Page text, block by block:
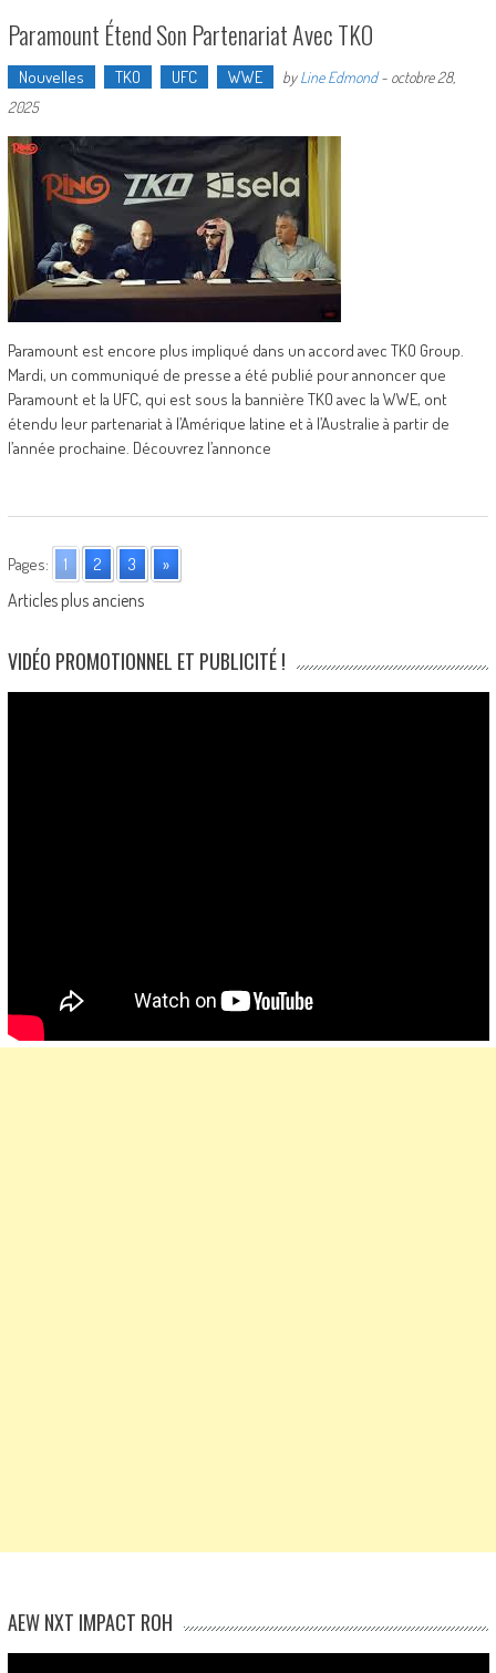
Paramount Étend Son Partenariat Avec TKO
Nouvelles TKO UFC WWE byLine Edmond- octobre 28,
2025
Paramount est encore plus impliqué dans un accord avec TKO Group.
Mardi, un communiqué de presse a été publié pour annoncer que
Paramount et la UFC, qui est sous la bannière TKO avec la WWE, ont
étendu leur partenariat à l’Amérique latine et à l’Australie à partir de
l’année prochaine. Découvrez l’annonce
Pages: 1 2 3 »
Posts
navigation
Articles plus anciens
VIDÉO PROMOTIONNEL ET PUBLICITÉ !
AEW NXT IMPACT ROH